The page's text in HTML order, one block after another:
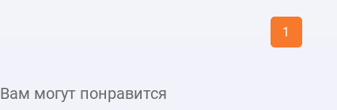
1
Вам могут понравится